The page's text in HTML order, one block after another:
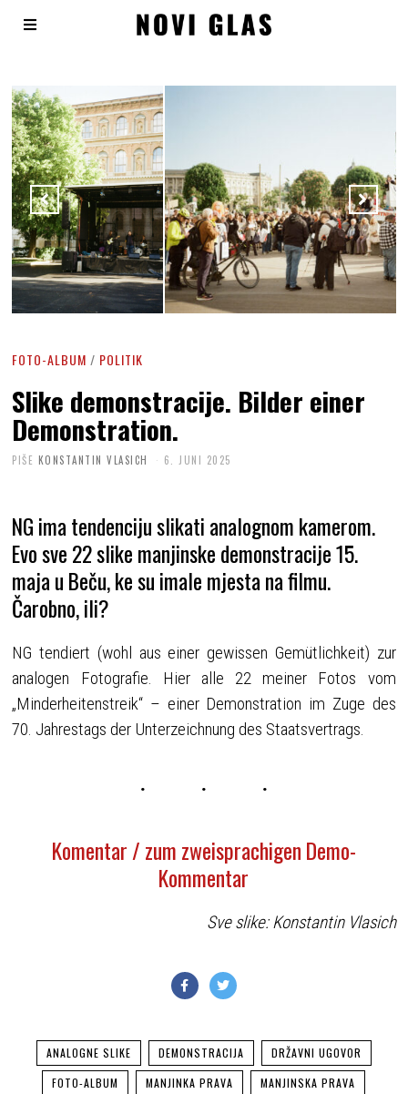
FOTO-ALBUM / POLITIK
Slike demonstracije. Bilder einer
Demonstration.
PIŠE KONSTANTIN VLASICH 6. JUNI 2025
NG ima tendenciju slikati analognom kamerom.
Evo sve 22 slike manjinske demonstracije 15.
maja u Beču, ke su imale mjesta na filmu.
Čarobno, ili?
NG tendiert (wohl aus einer gewissen Gemütlichkeit) zur
analogen Fotografie. Hier alle 22 meiner Fotos vom
„Minderheitenstreik“ – einer Demonstration im Zuge des
70. Jahrestags der Unterzeichnung des Staatsvertrags.
Komentar / zum zweisprachigen Demo-
Kommentar
Sve slike: Konstantin Vlasich
ANALOGNE SLIKE DEMONSTRACIJA
DRŽAVNI UGOVOR
FOTO-ALBUM
MANJINKA PRAVA
MANJINSKA PRAVA